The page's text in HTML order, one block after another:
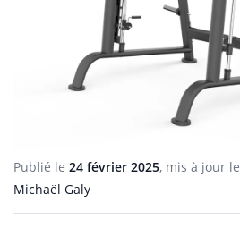
Publié le 24 février 2025, mis à jour le
Michaël Galy